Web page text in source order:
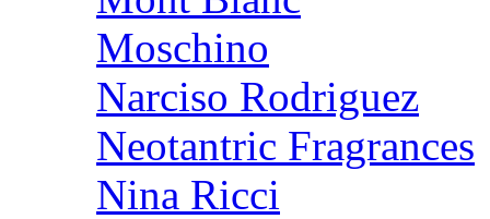
Moschino
Narciso Rodriguez
Neotantric Fragrances
Nina Ricci